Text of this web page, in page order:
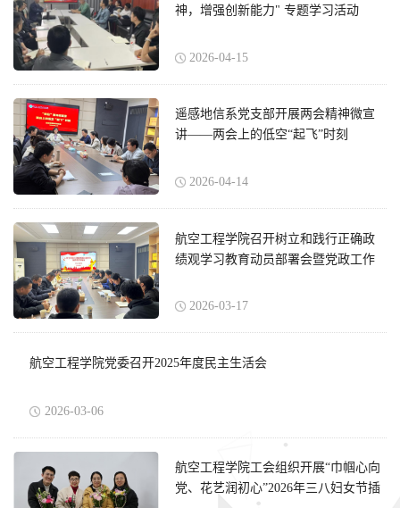
神，增强创新能力" 专题学习活动
2026-04-15
遥感地信系党支部开展两会精神微宣
讲——两会上的低空“起飞”时刻
2026-04-14
航空工程学院召开树立和践行正确政
绩观学习教育动员部署会暨党政工作
2026-03-17
航空工程学院党委召开2025年度民主生活会
2026-03-06
航空工程学院工会组织开展“巾帼心向
党、花艺润初心”2026年三八妇女节插